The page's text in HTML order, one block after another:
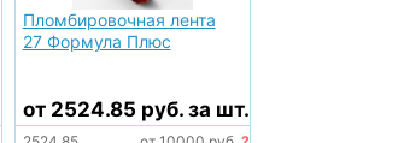
Пломбировочная лента
27 Формула Плюс
от 2524.85 руб. за шт.